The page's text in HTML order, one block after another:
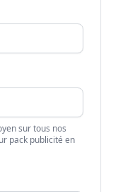
sur tous nos
pack publicité en